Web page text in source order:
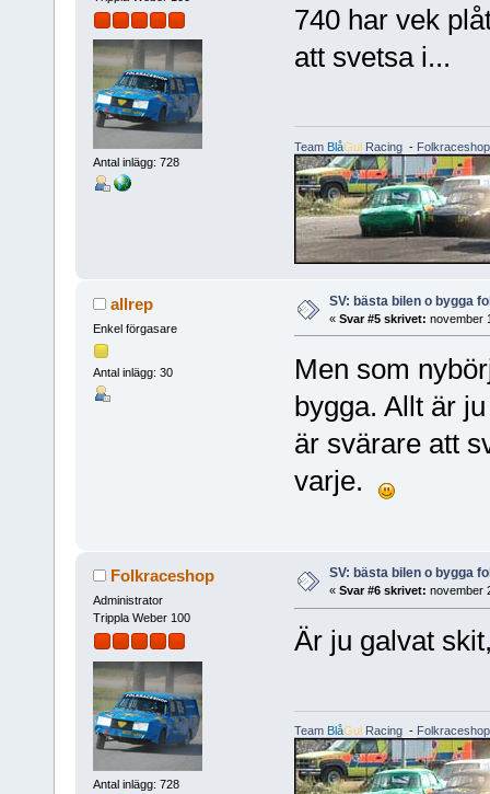
Antal inlägg: 728
740 har vek
att svetsa i...
Team BlåGulRacing- Folkraceshop
allrep
Enkel förgasare
Antal inlägg: 30
SV: bästa bilen o bygga
« Svar #5 skrivet: november
Men som
bygga. Allt är
är svärare att
varje.
Folkraceshop
Administrator
Trippla Weber 100
Antal inlägg: 728
SV: bästa bilen o bygga
« Svar #6 skrivet: november
Är ju galvat
Team BlåGul Racing- Folkraceshop